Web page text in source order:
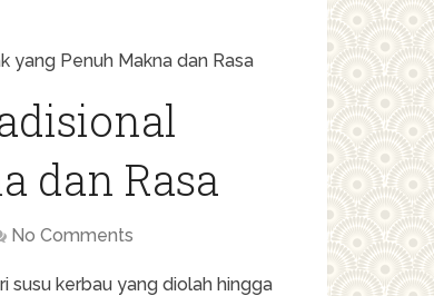
yang Penuh Makna dan Rasa
dan Rasa
No Comments
susu kerbau yang diolah hingga